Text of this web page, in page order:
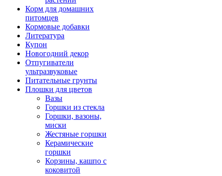
Корм для домашних
питомцев
Кормовые добавки
Литература
Купон
Новогодний декор
Отпугиватели
ультразвуковые
Питательные грунты
Плошки для цветов
Вазы
Горшки из стекла
Горшки, вазоны,
миски
Жестяные горшки
Керамические
горшки
Корзины, кашпо с
коковитой